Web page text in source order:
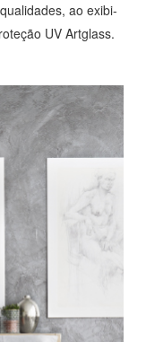
ao exibi-
UV Artglass.